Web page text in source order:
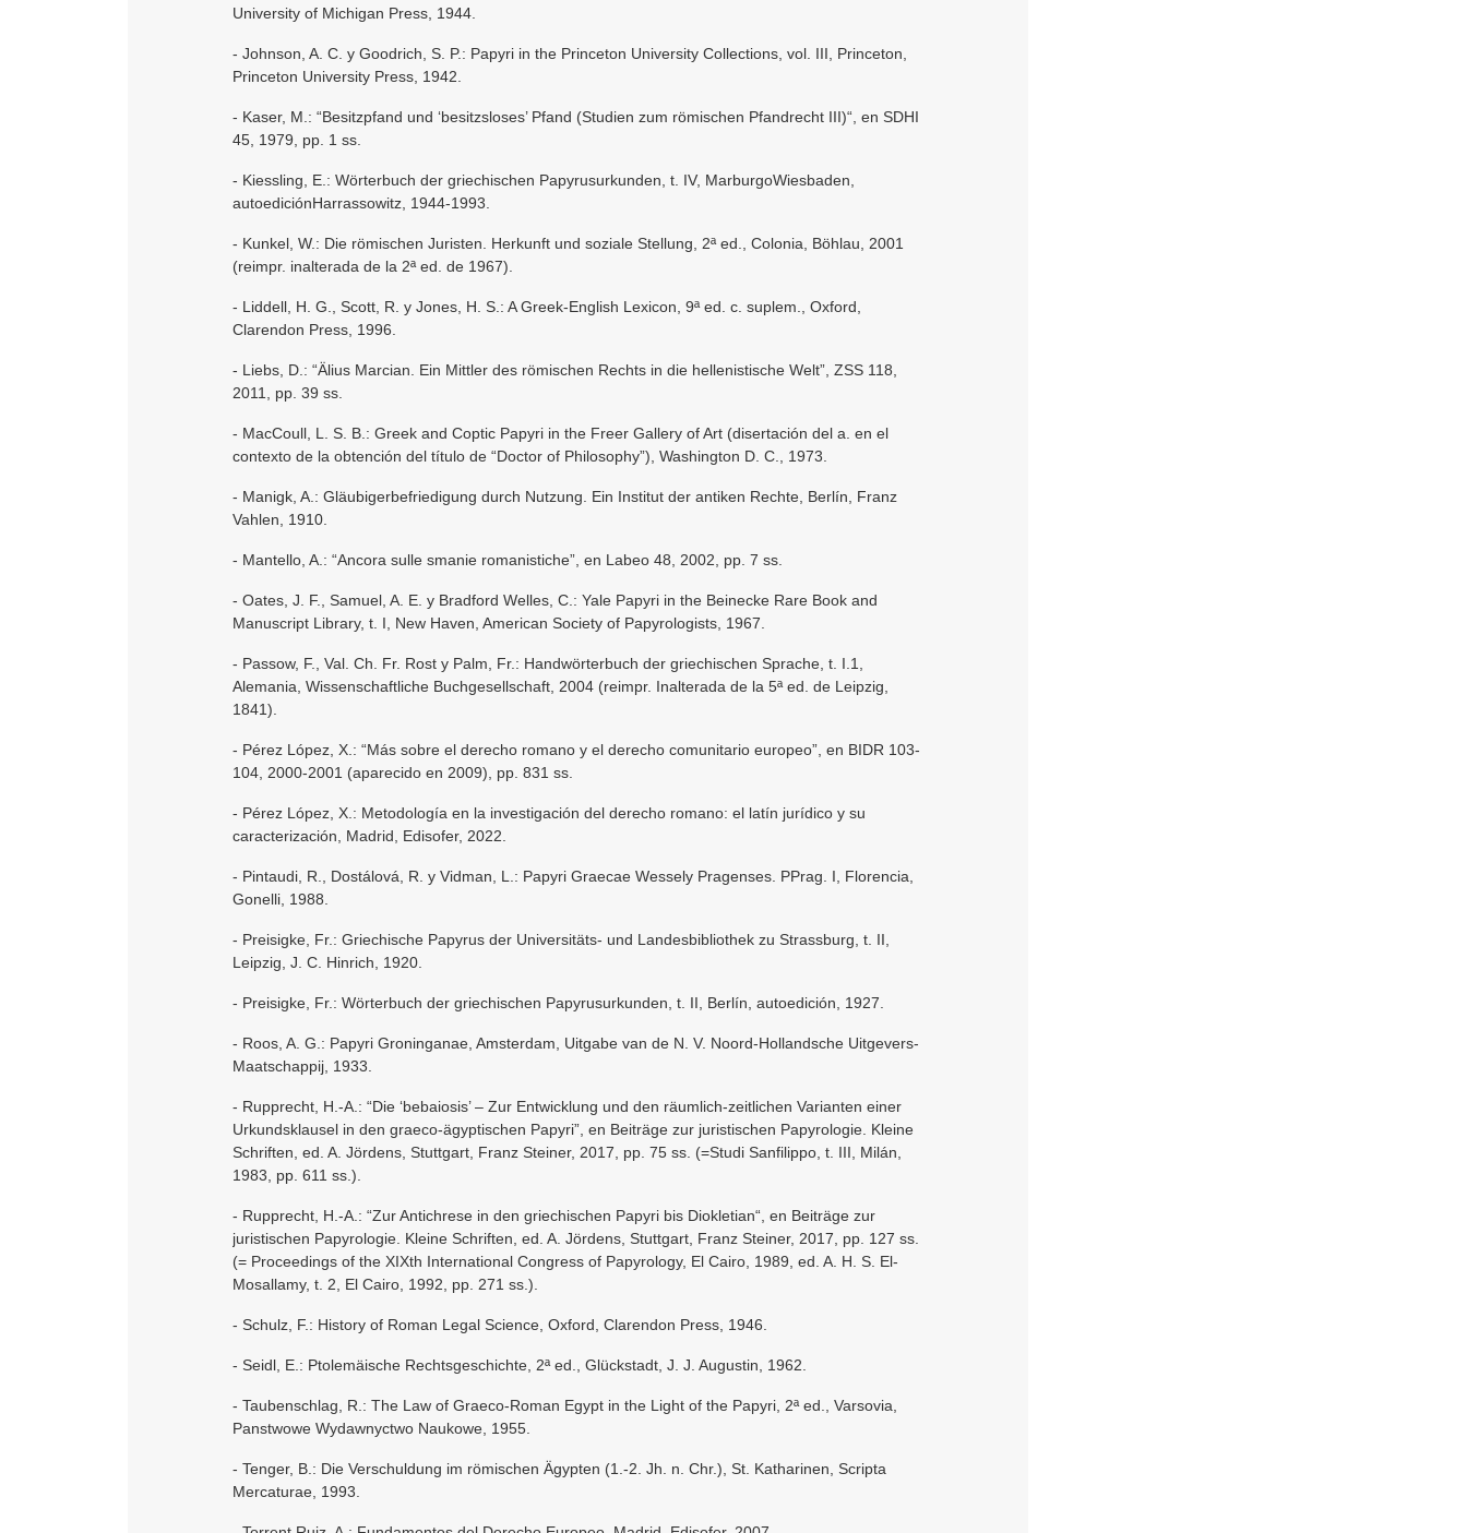
University of Michigan Press, 1944.
- Johnson, A. C. y Goodrich, S. P.: Papyri in the Princeton University Collections, vol. III, Princeton,
Princeton University Press, 1942.
- Kaser, M.: “Besitzpfand und ‘besitzsloses’ Pfand (Studien zum römischen Pfandrecht III)“, en SDHI
45, 1979, pp. 1 ss.
- Kiessling, E.: Wörterbuch der griechischen Papyrusurkunden, t. IV, MarburgoWiesbaden,
autoediciónHarrassowitz, 1944-1993.
- Kunkel, W.: Die römischen Juristen. Herkunft und soziale Stellung, 2ª ed., Colonia, Böhlau, 2001
(reimpr. inalterada de la 2ª ed. de 1967).
- Liddell, H. G., Scott, R. y Jones, H. S.: A Greek-English Lexicon, 9ª ed. c. suplem., Oxford,
Clarendon Press, 1996.
- Liebs, D.: “Älius Marcian. Ein Mittler des römischen Rechts in die hellenistische Welt”, ZSS 118,
2011, pp. 39 ss.
- MacCoull, L. S. B.: Greek and Coptic Papyri in the Freer Gallery of Art (disertación del a. en el
contexto de la obtención del título de “Doctor of Philosophy”), Washington D. C., 1973.
- Manigk, A.: Gläubigerbefriedigung durch Nutzung. Ein Institut der antiken Rechte, Berlín, Franz
Vahlen, 1910.
- Mantello, A.: “Ancora sulle smanie romanistiche”, en Labeo 48, 2002, pp. 7 ss.
- Oates, J. F., Samuel, A. E. y Bradford Welles, C.: Yale Papyri in the Beinecke Rare Book and
Manuscript Library, t. I, New Haven, American Society of Papyrologists, 1967.
- Passow, F., Val. Ch. Fr. Rost y Palm, Fr.: Handwörterbuch der griechischen Sprache, t. I.1,
Alemania, Wissenschaftliche Buchgesellschaft, 2004 (reimpr. Inalterada de la 5ª ed. de Leipzig,
1841).
- Pérez López, X.: “Más sobre el derecho romano y el derecho comunitario europeo”, en BIDR 103-
104, 2000-2001 (aparecido en 2009), pp. 831 ss.
- Pérez López, X.: Metodología en la investigación del derecho romano: el latín jurídico y su
caracterización, Madrid, Edisofer, 2022.
- Pintaudi, R., Dostálová, R. y Vidman, L.: Papyri Graecae Wessely Pragenses. PPrag. I, Florencia,
Gonelli, 1988.
- Preisigke, Fr.: Griechische Papyrus der Universitäts- und Landesbibliothek zu Strassburg, t. II,
Leipzig, J. C. Hinrich, 1920.
- Preisigke, Fr.: Wörterbuch der griechischen Papyrusurkunden, t. II, Berlín, autoedición, 1927.
- Roos, A. G.: Papyri Groninganae, Amsterdam, Uitgabe van de N. V. Noord-Hollandsche Uitgevers-
Maatschappij, 1933.
- Rupprecht, H.-A.: “Die ‘bebaiosis’ – Zur Entwicklung und den räumlich-zeitlichen Varianten einer
Urkundsklausel in den graeco-ägyptischen Papyri”, en Beiträge zur juristischen Papyrologie. Kleine
Schriften, ed. A. Jördens, Stuttgart, Franz Steiner, 2017, pp. 75 ss. (=Studi Sanfilippo, t. III, Milán,
1983, pp. 611 ss.).
- Rupprecht, H.-A.: “Zur Antichrese in den griechischen Papyri bis Diokletian“, en Beiträge zur
juristischen Papyrologie. Kleine Schriften, ed. A. Jördens, Stuttgart, Franz Steiner, 2017, pp. 127 ss.
(= Proceedings of the XIXth International Congress of Papyrology, El Cairo, 1989, ed. A. H. S. El-
Mosallamy, t. 2, El Cairo, 1992, pp. 271 ss.).
- Schulz, F.: History of Roman Legal Science, Oxford, Clarendon Press, 1946.
- Seidl, E.: Ptolemäische Rechtsgeschichte, 2ª ed., Glückstadt, J. J. Augustin, 1962.
- Taubenschlag, R.: The Law of Graeco-Roman Egypt in the Light of the Papyri, 2ª ed., Varsovia,
Panstwowe Wydawnyctwo Naukowe, 1955.
- Tenger, B.: Die Verschuldung im römischen Ägypten (1.-2. Jh. n. Chr.), St. Katharinen, Scripta
Mercaturae, 1993.